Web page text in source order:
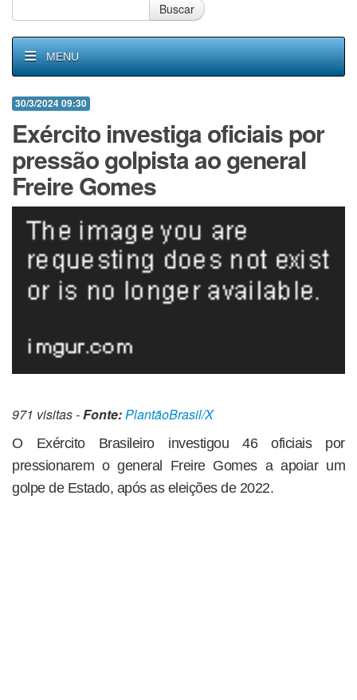
Buscar
MENU
30/3/2024 09:30
Exército investiga oficiais por
pressão golpista ao general
Freire Gomes
971 visitas -Fonte:PlantãoBrasil/X
O Exército Brasileiro investigou 46 oficiais por
pressionarem o general Freire Gomes a apoiar um
golpe de Estado, após as eleições de 2022.